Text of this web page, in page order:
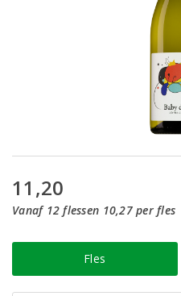
11,20
Vanaf 12 flessen 10,27 per fles
Fles